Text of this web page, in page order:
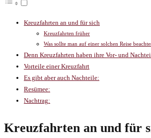
Kreuzfahrten an und für sich
Kreuzfahrten früher
Was sollte man auf einer solchen Reise
Denn Kreuzfahrten haben ihre Vor- und
Vorteile einer Kreuzfahrt
Es gibt aber auch Nachteile:
Resümee:
Nachtrag:
Kreuzfahrten an und für